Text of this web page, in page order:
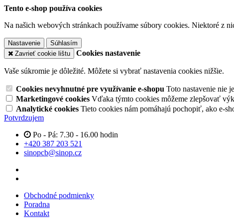
Tento e-shop používa cookies
Na našich webových stránkach používame súbory cookies. Niektoré z
Nastavenie
Súhlasím
Zavrieť cookie lištu
Cookies nastavenie
Vaše súkromie je dôležité. Môžete si vybrať nastavenia cookies nižšie.
Cookies nevyhnutné pre využívanie e-shopu Toto nastavenie nie
Marketingové cookies Vďaka týmto cookies môžeme zlepšovať
Analytické cookies Tieto cookies nám pomáhajú pochopiť, ako e-
Potvrdzujem
Po - Pá: 7.30 - 16.00 hodin
+420 387 203 521
sinopcb@sinop.cz
Obchodné podmienky
Poradna
Kontakt